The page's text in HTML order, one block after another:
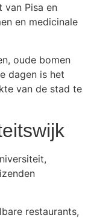
Pisa en
en medicinale
oude bomen
dagen is het
van de stad te
restaurants,